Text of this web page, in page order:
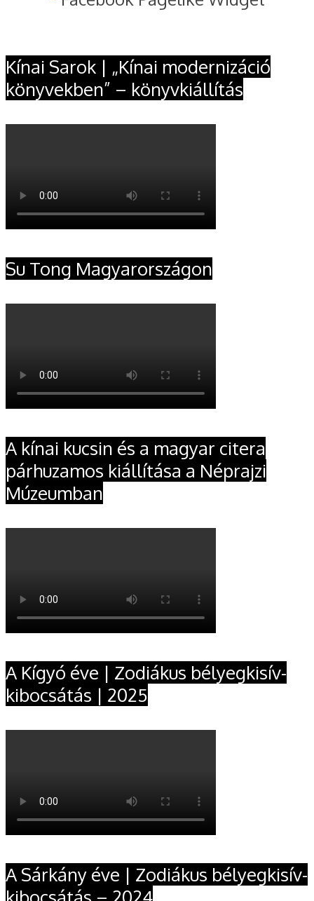
Kínai Sarok | „Kínai modernizáció
könyvekben” – könyvkiállítás
Su Tong Magyarországon
A kínai kucsin és a magyar citera
párhuzamos kiállítása a Néprajzi
Múzeumban
A Kígyó éve | Zodiákus bélyegkisív-
kibocsátás | 2025
A Sárkány éve | Zodiákus bélyegkisív-